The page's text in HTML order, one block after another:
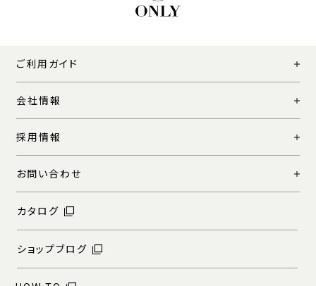
ご利用ガイド
会社情報
採用情報
お問い合わせ
カタログ
ショップブログ